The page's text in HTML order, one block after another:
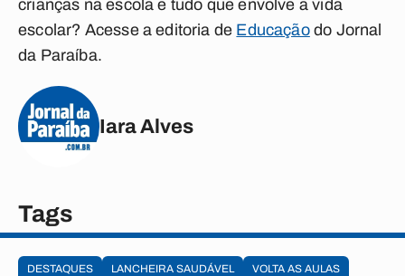
crianças na escola e tudo que envolve a vida
escolar? Acesse a editoria de Educaçãodo Jornal
da Paraíba.
Iara Alves
Tags
DESTAQUES LANCHEIRA SAUDÁVEL VOLTA AS AULAS